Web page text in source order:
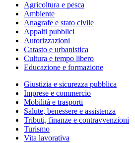
Agricoltura e pesca
Ambiente
Anagrafe e stato civile
Appalti pubblici
Autorizzazioni
Catasto e urbanistica
Cultura e tempo libero
Educazione e formazione
Giustizia e sicurezza pubblica
Imprese e commercio
Mobilità e trasporti
Salute, benessere e assistenza
Tributi, finanze e contravvenzioni
Turismo
Vita lavorativa